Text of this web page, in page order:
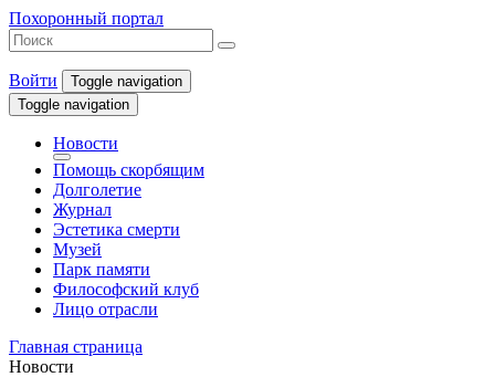
Похоронный портал
Войти
Toggle navigation
Toggle navigation
Новости
Помощь скорбящим
Долголетие
Журнал
Эстетика смерти
Музей
Парк памяти
Философский клуб
Лицо отрасли
Главная страница
Новости